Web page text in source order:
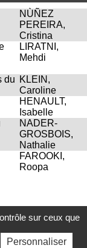
NÙÑEZ
PEREIRA,
Cristina
LIRATNI,
Mehdi
du KLEIN,
Caroline
HENAULT,
Isabelle
NADER-
GROSBOIS,
Nathalie
FAROOKI,
Roopa
sur ceux que
Personnaliser